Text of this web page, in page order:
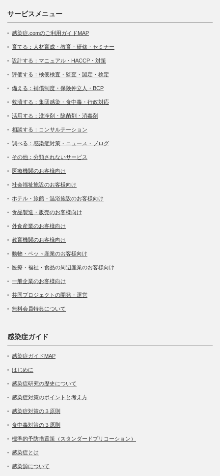
サービスメニュー
感染症.comのご利用ガイドMAP
育てる：人材育成・教育・研修・セミナー
設計する：マニュアル・HACCP・対策
評価する：検便検査・監査・認定・検定
備える：補償制度・保険仲立人・BCP
救済する：集団感染・食中毒・行政対応
活用する：洗浄剤・除菌剤・消毒剤
相談する：コンサルテーション
調べる：感染症対策・ニュース・ブログ
その他：分類されないサービス
医療機関のお客様向け
社会福祉施設のお客様向け
ホテル・旅館・温浴施設のお客様向け
食品製造・販売のお客様向け
外食産業のお客様向け
教育機関のお客様向け
動物・ペット産業のお客様向け
医療・福祉・食品の周辺産業のお客様向け
一般企業のお客様向け
共同プロジェクトの開発・運営
無料会員特典について
感染症ガイド
感染症ガイドMAP
はじめに
感染症研究の歴史について
感染症対策のポイントと考え方
感染症対策の３原則
食中毒対策の３原則
標準的予防措置策（スタンダードプリコーション）
感染症とは
感染源について